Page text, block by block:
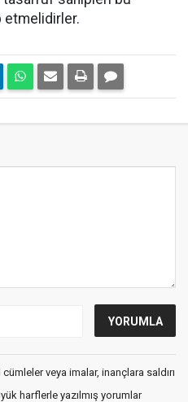
etmelidirler.
veya imalar, inançlara saldırı
harflerle yazılmış yorumlar